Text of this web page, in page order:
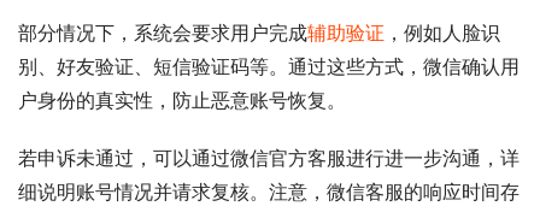
部分情况下，系统会要求用户完成辅助验证 ，例如人脸识
别、好友验证、短信验证码等。通过这些方式，微信确认用
户身份的真实性，防止恶意账号恢复。
若申诉未通过，可以通过微信官方客服进行进一步沟通，详
细说明账号情况并请求复核。注意，微信客服的响应时间存